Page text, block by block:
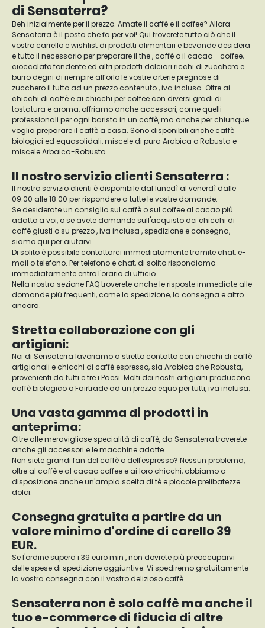
di Sensaterra?
Beh inizialmente per il prezzo. Amate il caffè e il coffee? Allora
Sensaterra è il posto che fa per voi! Qui troverete tutto ciò che il
vostro carrello e wishlist di prodotti alimentari e bevande desidera
e tutto il necessario per preparare il the , caffè o il cacao - coffee,
cioccolato fondente ed altri prodotti dolciari ricchi di zucchero e
burro degni di riempire all’orlo le vostre arterie pregnose di
zucchero il tutto ad un prezzo contenuto , iva inclusa. Oltre ai
chicchi di caffè e ai chicchi per coffee con diversi gradi di
tostatura e aroma, offriamo anche accessori, come quelli
professionali per ogni barista in un caffè, ma anche per chiunque
voglia preparare il caffè a casa. Sono disponibili anche caffè
biologici ed equosolidali, miscele di pura Arabica o Robusta e
miscele Arbaica-Robusta.
Il nostro servizio clienti Sensaterra :
Il nostro servizio clienti è disponibile dal lunedì al venerdì dalle
09:00 alle 18:00 per rispondere a tutte le vostre domande.
Se desiderate un consiglio sul caffè o sul coffee al cacao più
adatto a voi, o se avete domande sull'acquisto dei chicchi di
caffè giusti o su prezzo , iva inclusa , spedizione e consegna,
siamo qui per aiutarvi.
Di solito è possibile contattarci immediatamente tramite chat, e-
mail o telefono. Per telefono e chat, di solito rispondiamo
immediatamente entro l'orario di ufficio.
Nella nostra sezione FAQ troverete anche le risposte immediate alle
domande più frequenti, come la spedizione, la consegna e altro
ancora.
Stretta collaborazione con gli
artigiani:
Noi di Sensaterra lavoriamo a stretto contatto con chicchi di caffè
artigianali e chicchi di caffè espresso, sia Arabica che Robusta,
provenienti da tutti e tre i Paesi. Molti dei nostri artigiani producono
caffè biologico o Fairtrade ad un prezzo equo per tutti, iva inclusa.
Una vasta gamma di prodotti in
anteprima:
Oltre alle meravigliose specialità di caffè, da Sensaterra troverete
anche gli accessori e le macchine adatte.
Non siete grandi fan del caffè o dell'espresso? Nessun problema,
oltre al caffè e al cacao coffee e ai loro chicchi, abbiamo a
disposizione anche un'ampia scelta di tè e piccole prelibatezze
dolci.
Consegna gratuita a partire da un
valore minimo d'ordine di carello 39
EUR.
Se l'ordine supera i 39 euro min , non dovrete più preoccuparvi
delle spese di spedizione aggiuntive. Vi spediremo gratuitamente
la vostra consegna con il vostro delizioso caffè.
Sensaterra non è solo caffè ma anche il
tuo e-commerce di fiducia di altre